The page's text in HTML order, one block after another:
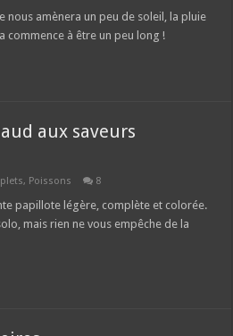
nous amènera un peu de soleil, la pluie
commence à être un peu long !
aux saveurs
, Poissons 8
papillote légère, complète et colorée.
mais rien ne vous empêche de la